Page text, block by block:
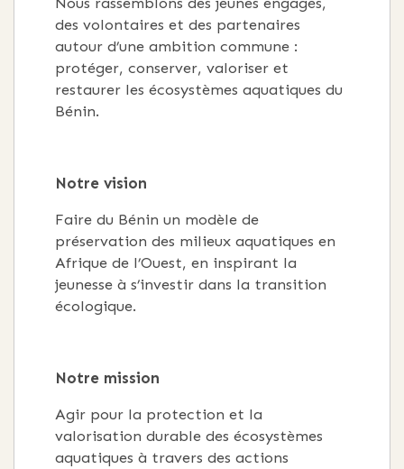
des volontaires et des partenaires
autour d’une ambition commune :
protéger, conserver, valoriser et
restaurer les écosystèmes aquatiques du
Bénin.
Notre vision
Faire du Bénin un modèle de
préservation des milieux aquatiques en
Afrique de l’Ouest, en inspirant la
jeunesse à s’investir dans la transition
écologique.
Notre mission
Agir pour la protection et la
valorisation durable des écosystèmes
aquatiques à travers des actions